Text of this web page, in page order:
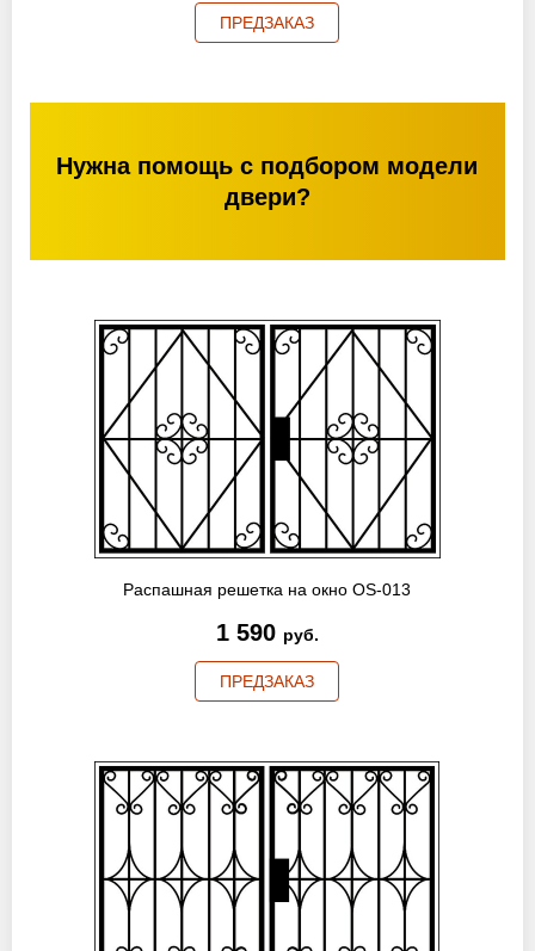
ПРЕДЗАКАЗ
Нужна помощь с подбором модели
двери?
Распашная решетка на окно OS-013
1 590 руб.
ПРЕДЗАКАЗ